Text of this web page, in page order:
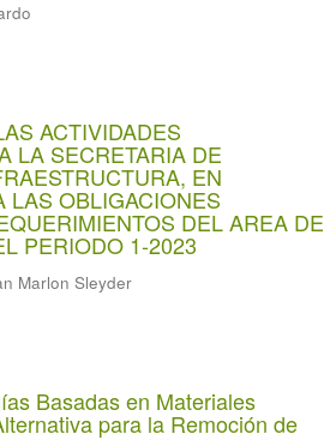
ACTIVIDADES
LA SECRETARIA DE
EN
LAS OBLIGACIONES
DEL AREA DE
PERIODO 1-2023
Marlon Sleyder
Basadas en Materiales
para la Remoción de